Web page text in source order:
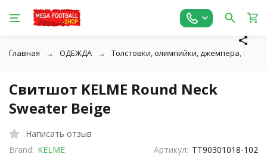
Главная ОДЕЖДА Толстовки, олимпийки, джемпера,
Свитшот KELME Round Neck
Sweater Beige
Написать отзыв
Brand: KELME Артикул: TT90301018-102